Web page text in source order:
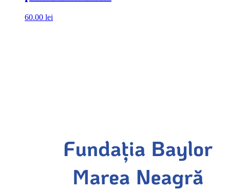
60.00 lei